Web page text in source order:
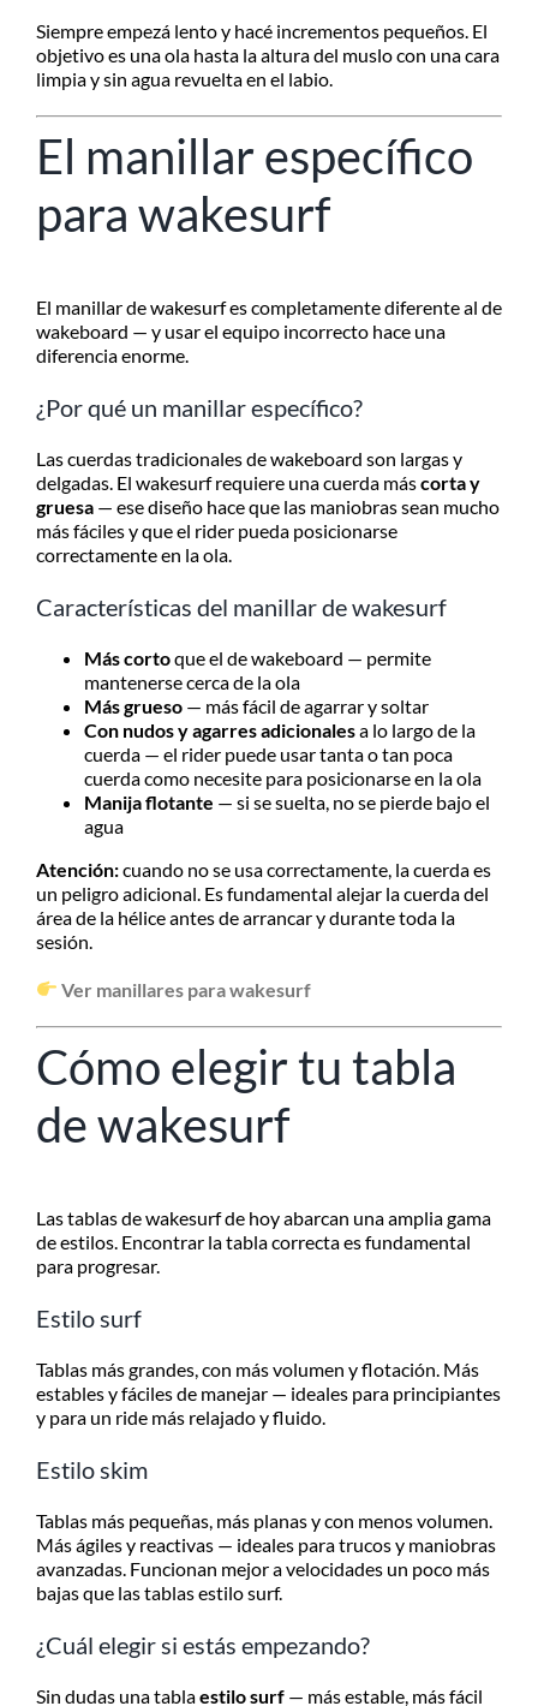
Siempre empezá lento y hacé incrementos pequeños. El
objetivo es una ola hasta la altura del muslo con una cara
limpia y sin agua revuelta en el labio.
El manillar específico
para wakesurf
El manillar de wakesurf es completamente diferente al de
wakeboard — y usar el equipo incorrecto hace una
diferencia enorme.
¿Por qué un manillar específico?
Las cuerdas tradicionales de wakeboard son largas y
delgadas. El wakesurf requiere una cuerda máscorta y
gruesa — ese diseño hace que las maniobras sean mucho
más fáciles y que el rider pueda posicionarse
correctamente en la ola.
Características del manillar de wakesurf
Más cortoque el de wakeboard — permite
mantenerse cerca de la ola
Más grueso — más fácil de agarrar y soltar
Con nudos y agarres adicionalesa lo largo de la
cuerda — el rider puede usar tanta o tan poca
cuerda como necesite para posicionarse en la ola
Manija flotante — si se suelta, no se pierde bajo el
agua
Atención:cuando no se usa correctamente, la cuerda es
un peligro adicional. Es fundamental alejar la cuerda del
área de la hélice antes de arrancar y durante toda la
sesión.
Ver manillares para wakesurf
Cómo elegir tu tabla
de wakesurf
Las tablas de wakesurf de hoy abarcan una amplia gama
de estilos. Encontrar la tabla correcta es fundamental
para progresar.
Estilo surf
Tablas más grandes, con más volumen y flotación. Más
estables y fáciles de manejar — ideales para principiantes
y para un ride más relajado y fluido.
Estilo skim
Tablas más pequeñas, más planas y con menos volumen.
Más ágiles y reactivas — ideales para trucos y maniobras
avanzadas. Funcionan mejor a velocidades un poco más
bajas que las tablas estilo surf.
¿Cuál elegir si estás empezando?
Sin dudas una tablaestilo surf — más estable, más fácil